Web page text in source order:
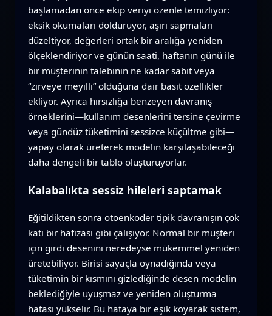
başlamadan önce ekip veriyi özenle temizliyor:
eksik okumaları dolduruyor, aşırı sapmaları
düzeltiyor, değerleri ortak bir aralığa yeniden
ölçeklendiriyor ve günün saati, haftanın günü ile
bir müşterinin talebinin ne kadar sabit veya
“zirveye meyilli” olduğuna dair basit özellikler
ekliyor. Ayrıca hırsızlığa benzeyen davranış
örneklerini—kullanım desenlerini tersine çevirme
veya gündüz tüketimini sessizce küçültme gibi—
yapay olarak üreterek modelin karşılaşabileceği
daha dengeli bir tablo oluşturuyorlar.
Kalabalıkta sessiz hileleri saptamak
Eğitildikten sonra otoenkoder tipik davranışın çok
katı bir hafızası gibi çalışıyor. Normal bir müşteri
için girdi desenini neredeyse mükemmel yeniden
üretebiliyor. Birisi sayaçla oynadığında veya
tüketimin bir kısmını gizlediğinde desen modelin
beklediğiyle uyuşmaz ve yeniden oluşturma
hatası yükselir. Bu hataya bir eşik koyarak sistem,